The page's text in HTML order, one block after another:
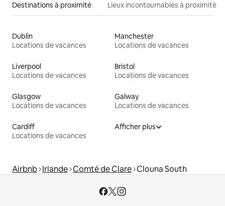
Destinations à proximité Lieux incontournables à proximité
Dublin
Locations de vacances
Manchester
Locations de vacances
Liverpool
Locations de vacances
Bristol
Locations de vacances
Glasgow
Locations de vacances
Galway
Locations de vacances
Cardiff
Locations de vacances
Afficher plus
Airbnb Irlande Comté de Clare Clouna South